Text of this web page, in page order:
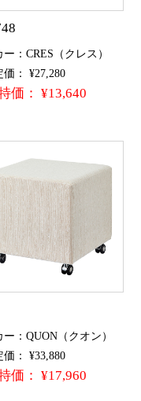
ー：CRES（クレス）
価： ¥27,280
価： ¥13,640
ー：QUON（クオン）
価： ¥33,880
価： ¥17,960